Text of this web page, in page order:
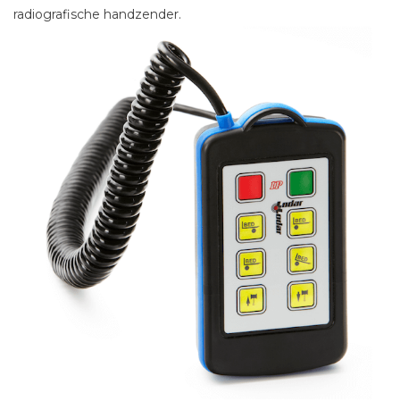
radiografische handzender.